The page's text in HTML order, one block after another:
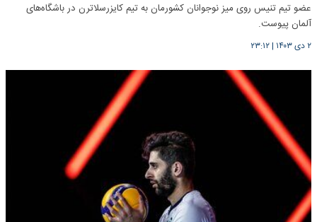
عضو تیم تنیس روی میز نوجوانان کشورمان به تیم کایزرسلاترن در باشگاه‌های
آلمان پیوست.
۲ دی ۱۴۰۳ |۲۳:۱۲